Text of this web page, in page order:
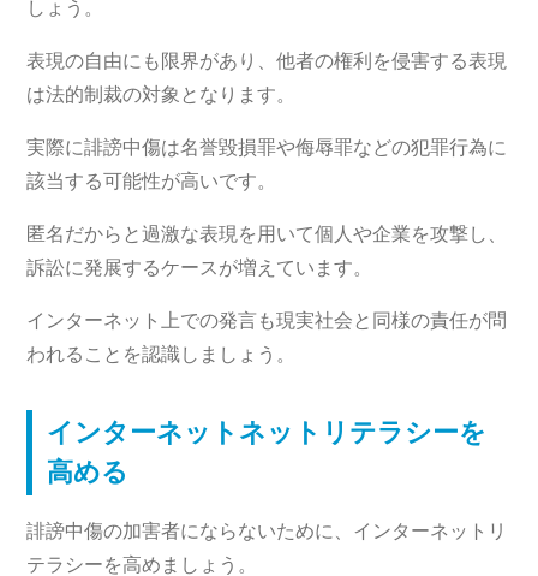
しょう。
表現の自由にも限界があり、他者の権利を侵害する表現
は法的制裁の対象となります。
実際に誹謗中傷は名誉毀損罪や侮辱罪などの犯罪行為に
該当する可能性が高いです。
匿名だからと過激な表現を用いて個人や企業を攻撃し、
訴訟に発展するケースが増えています。
インターネット上での発言も現実社会と同様の責任が問
われることを認識しましょう。
インターネットネットリテラシーを
高める
誹謗中傷の加害者にならないために、インターネットリ
テラシーを高めましょう。